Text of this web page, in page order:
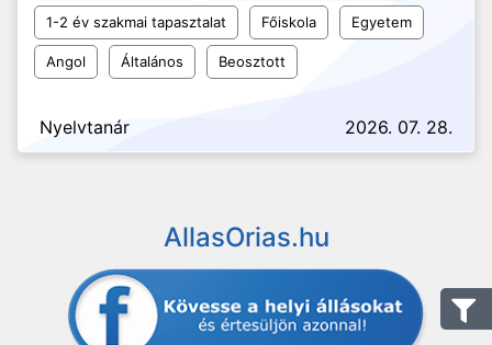
1-2 év szakmai tapasztalat Főiskola Egyetem
Angol Általános Beosztott
Nyelvtanár 2026. 07. 28.
AllasOrias.hu